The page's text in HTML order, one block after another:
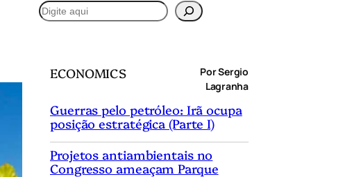
P
ECONOMICS
Por Sergio
Lagranha
Guerras pelo petróleo: Irã ocupa
posição estratégica (Parte I)
Projetos antiambientais no
Congresso ameaçam Parque